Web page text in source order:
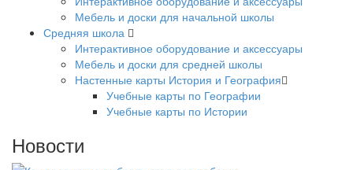
Мебель и доски для начальной школы
Средняя школа
Интерактивное оборудование и аксессуары
Мебель и доски для средней школы
Настенные карты История и География
Учебные карты по Географии
Учебные карты по Истории
Новости